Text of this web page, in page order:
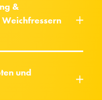
&
und